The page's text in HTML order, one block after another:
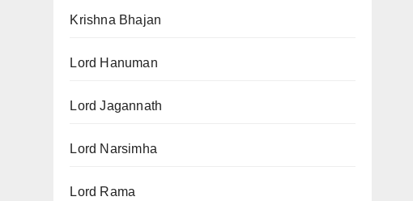
Krishna Bhajan
Lord Hanuman
Lord Jagannath
Lord Narsimha
Lord Rama